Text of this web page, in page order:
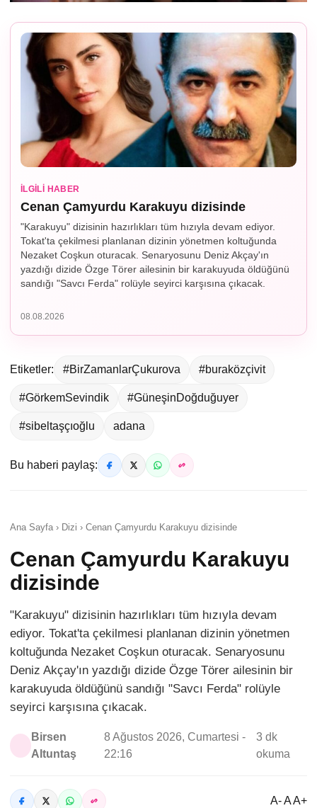
İLGILI HABER
Cenan Çamyurdu Karakuyu dizisinde
"Karakuyu" dizisinin hazırlıkları tüm hızıyla devam ediyor.
Tokat'ta çekilmesi planlanan dizinin yönetmen koltuğunda
Nezaket Coşkun oturacak. Senaryosunu Deniz Akçay'ın
yazdığı dizide Özge Törer ailesinin bir karakuyuda öldüğünü
sandığı "Savcı Ferda" rolüyle seyirci karşısına çıkacak.
08.08.2026
Etiketler: #BirZamanlarÇukurova #buraközçivit
#GörkemSevindik #GüneşinDoğduğuyer
#sibeltaşçıoğlu adana
Bu haberi paylaş:
Ana Sayfa › Dizi › Cenan Çamyurdu Karakuyu dizisinde
Cenan Çamyurdu Karakuyu
dizisinde
"Karakuyu" dizisinin hazırlıkları tüm hızıyla devam
ediyor. Tokat'ta çekilmesi planlanan dizinin yönetmen
koltuğunda Nezaket Coşkun oturacak. Senaryosunu
Deniz Akçay'ın yazdığı dizide Özge Törer ailesinin bir
karakuyuda öldüğünü sandığı "Savcı Ferda" rolüyle
seyirci karşısına çıkacak.
Birsen
Altuntaş
8 Ağustos 2026, Cumartesi -
22:16
3 dk
okuma
A- A A+